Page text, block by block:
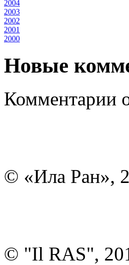
2004
2003
2002
2001
2000
Новые
Комментарии
© «Ила Ран»,
© "Il RAS",